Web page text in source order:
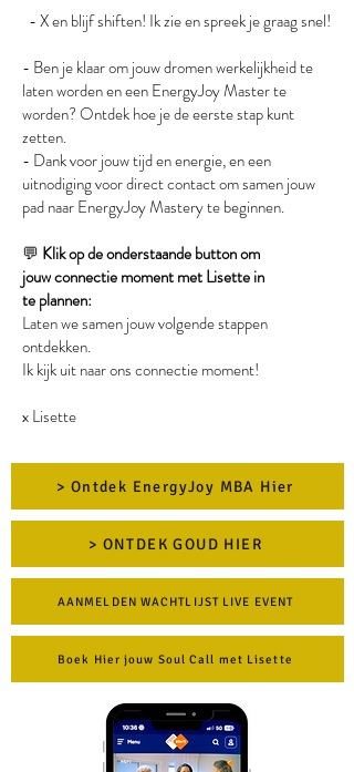
- X en blijf shiften! Ik zie en spreek je graag snel!
- Ben je klaar om jouw dromen werkelijkheid te
laten worden en een EnergyJoy Master te
worden? Ontdek hoe je de eerste stap kunt
zetten.
- Dank voor jouw tijd en energie, en een
uitnodiging voor direct contact om samen jouw
pad naar EnergyJoy Mastery te beginnen.
💬 Klik op de onderstaande button om
jouwconnectie momentmet Lisette in
teplannen:
Laten we samen jouw volgende stappen
ontdekken.
Ik kijk uit naar ons connectie moment!
x Lisette
> Ontdek EnergyJoy MBA Hier
> ONTDEK GOUD HIER
AANMELDEN WACHTLIJST LIVE EVENT
Boek Hier jouw Soul Call met Lisette